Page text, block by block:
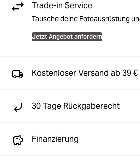
Trade-in Service
Tausche deine Fotoausrüstung
Jetzt Angebot anfordern
Kostenloser Versand ab 39 €
30 Tage Rückgaberecht
Finanzierung